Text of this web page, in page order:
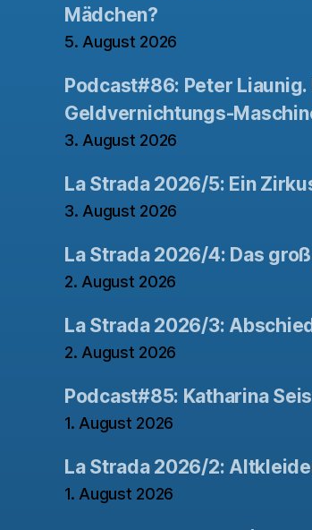
Mädchen?
5. August 2026
Podcast#86: Peter
Geldvernichtungs-
3. August 2026
La Strada 2026/5: Ein
3. August 2026
La Strada 2026/4: Das
2. August 2026
La Strada 2026/3:
2. August 2026
Podcast#85: Katharina
1. August 2026
La Strada 2026/2:
1. August 2026